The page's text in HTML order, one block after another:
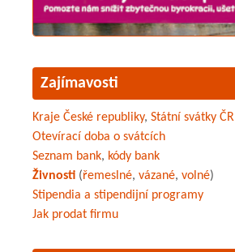
Zajímavosti
Kraje České republiky, Státní svátky ČR
Otevírací doba o svátcích
Seznam bank, kódy bank
Živnosti (řemeslné, vázané, volné)
Stipendia a stipendijní programy
Jak prodat firmu